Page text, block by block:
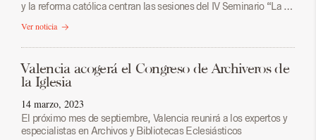
y la reforma católica centran las sesiones del IV Seminario “La …
Ver noticia
Valencia acogerá el Congreso de Archiveros de
la Iglesia
14 marzo, 2023
El próximo mes de septiembre, Valencia reunirá a los expertos y
especialistas en Archivos y Bibliotecas Eclesiásticos